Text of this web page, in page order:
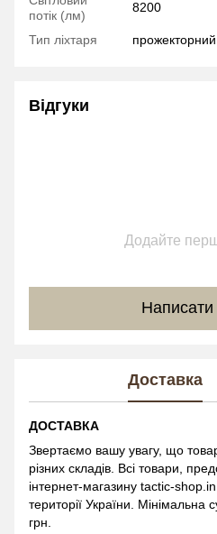
потік (лм)
8200
Тип ліхтаря прожекторний
Відгуки
Додайте
Написати
Доставка
ДОСТАВКА
Звертаємо вашу увагу, що
різних складів. Всі товари,
інтернет-магазину tactic-
території України.
грн.